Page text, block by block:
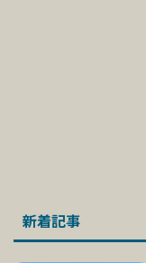
新着記事